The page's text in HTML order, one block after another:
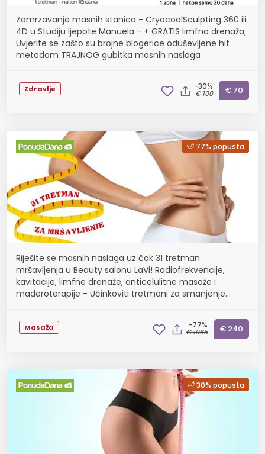
Zamrzavanje masnih stanica - CryocoolSculpting 360 ili
4D u Studiju ljepote Manuela - + GRATIS limfna drenaža;
Uvjerite se zašto su brojne blogerice oduševljene hit
metodom TRAJNOG gubitka masnih naslaga
Zdravlje -30%
€ 100 € 70
77% popusta
Riješite se masnih naslaga uz čak 31 tretman
mršavljenja u Beauty salonu LaVi! Radiofrekvencije,
kavitacije, limfne drenaže, anticelulitne masaže i
maderoterapije - Učinkoviti tretmani za smanjenje
Masaža -77%
€ 1065 € 240
30% popusta